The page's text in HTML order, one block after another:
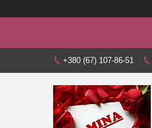
+380 (67) 107-86-51